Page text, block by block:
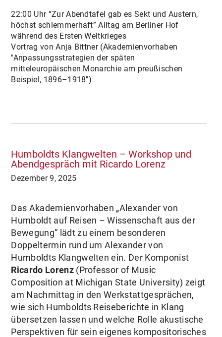
22:00 Uhr “Zur Abendtafel gab es Sekt und Austern,
höchst schlemmerhaft” Alltag am Berliner Hof
während des Ersten Weltkrieges
Vortrag von Anja Bittner (Akademienvorhaben
"Anpassungsstrategien der späten
mitteleuropäischen Monarchie am preußischen
Beispiel, 1896–1918")
Humboldts Klangwelten – Workshop und
Abendgespräch mit Ricardo Lorenz
Dezember 9, 2025
Das Akademienvorhaben „Alexander von
Humboldt auf Reisen – Wissenschaft aus der
Bewegung“ lädt zu einem besonderen
Doppeltermin rund um Alexander von
Humboldts Klangwelten ein. Der Komponist
Ricardo Lorenz(Professor of Music
Composition at Michigan State University) zeigt
am Nachmittag in den Werkstattgesprächen,
wie sich Humboldts Reiseberichte in Klang
übersetzen lassen und welche Rolle akustische
Perspektiven für sein eigenes kompositorisches